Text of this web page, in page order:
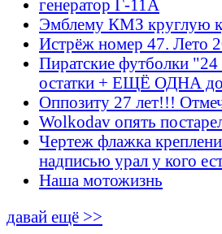
генератор Г-11А
Эмблему КМЗ круглую
Истрёж номер 47. Лето
Пиратские футболки
остатки + ЕЩЁ ОДНА
Оппозиту 27 лет!!!
Wolkodav опять
Чертеж флажка
надписью урал у кого
Наша мотожизнь
давай ещё >>